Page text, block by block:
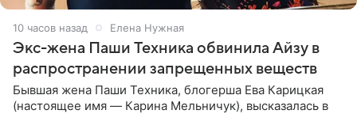
10 часов назад Елена Нужная
Экс-жена Паши Техника обвинила Айзу в
распространении запрещенных веществ
Бывшая жена Паши Техника, блогерша Ева Карицкая
(настоящее имя — Карина Мельничук), высказалась в